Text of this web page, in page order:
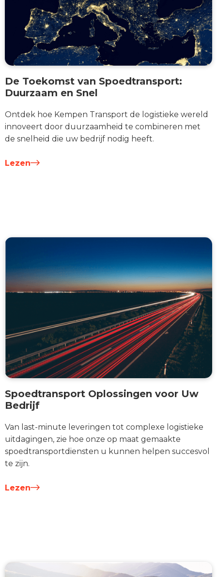
De Toekomst van Spoedtransport:
Duurzaam en Snel
Ontdek hoe Kempen Transport de logistieke wereld
innoveert door duurzaamheid te combineren met
de snelheid die uw bedrijf nodig heeft.
Lezen
Spoedtransport Oplossingen voor Uw
Bedrijf
Van last-minute leveringen tot complexe logistieke
uitdagingen, zie hoe onze op maat gemaakte
spoedtransportdiensten u kunnen helpen succesvol
te zijn.
Lezen